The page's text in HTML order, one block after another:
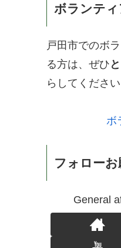
ボランティ
戸田市でのボ
る方は、ぜひ
らしてください
ボ
フォローお
General